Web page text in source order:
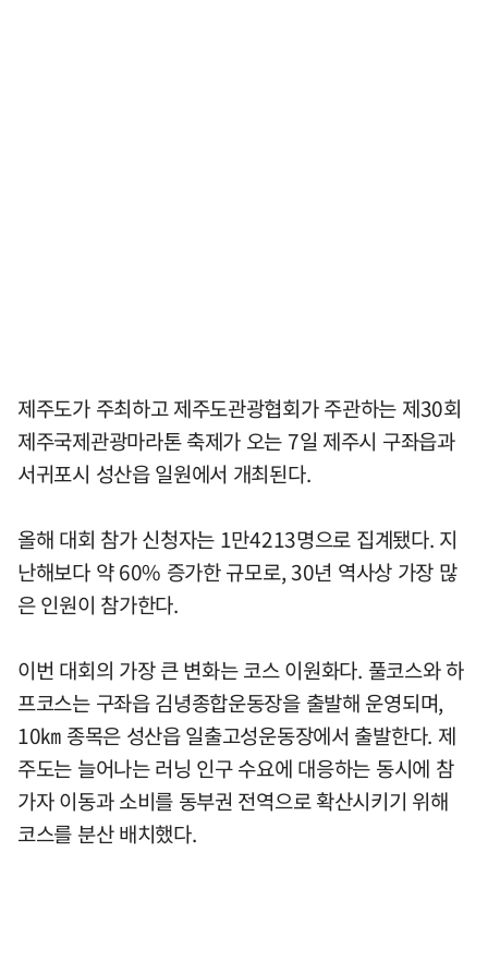
제주도가 주최하고 제주도관광협회가 주관하는 제30회
제주국제관광마라톤 축제가 오는 7일 제주시 구좌읍과
서귀포시 성산읍 일원에서 개최된다.
올해 대회 참가 신청자는 1만4213명으로 집계됐다. 지
난해보다 약 60% 증가한 규모로, 30년 역사상 가장 많
은 인원이 참가한다.
이번 대회의 가장 큰 변화는 코스 이원화다. 풀코스와 하
프코스는 구좌읍 김녕종합운동장을 출발해 운영되며,
10㎞ 종목은 성산읍 일출고성운동장에서 출발한다. 제
주도는 늘어나는 러닝 인구 수요에 대응하는 동시에 참
가자 이동과 소비를 동부권 전역으로 확산시키기 위해
코스를 분산 배치했다.